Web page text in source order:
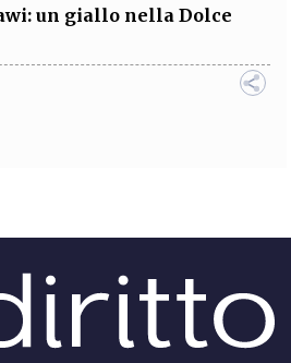
un giallo nella Dolce